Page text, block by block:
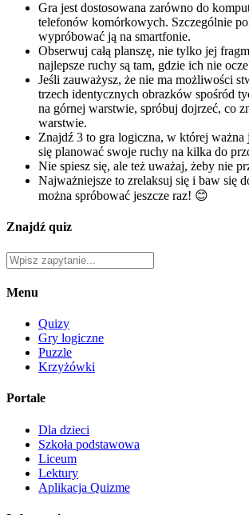
Gra jest dostosowana zarówno do
telefonów komórkowych. Szczególnie
wypróbować ją na smartfonie.
Obserwuj całą planszę, nie tylko jej
najlepsze ruchy są tam, gdzie ich nie
Jeśli zauważysz, że nie ma możliwości
trzech identycznych obrazków spośród
na górnej warstwie, spróbuj dojrzeć, co
warstwie.
Znajdź 3 to gra logiczna, w której ważna
się planować swoje ruchy na kilka do
Nie spiesz się, ale też uważaj, żeby nie
Najważniejsze to zrelaksuj się i baw się
można spróbować jeszcze raz! 😊
Znajdź quiz
Menu
Quizy
Gry logiczne
Puzzle
Krzyżówki
Portale
Dla dzieci
Szkoła podstawowa
Liceum
Lektury
Aplikacja Quizme